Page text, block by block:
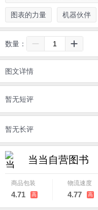
图表的力量 机器伙伴
数量：
图文详情
暂无短评
暂无长评
当当自营图书
商品包装
4.71 高
物流速度
4.77 高